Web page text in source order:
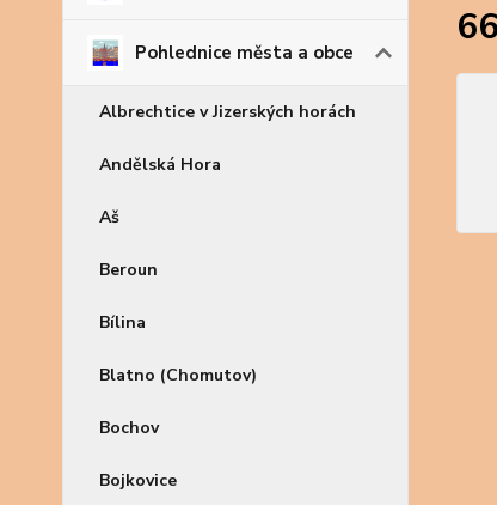
Pohlednice města a obce
Albrechtice v Jizerských horách
Andělská Hora
Aš
Beroun
Bílina
Blatno (Chomutov)
Bochov
Bojkovice